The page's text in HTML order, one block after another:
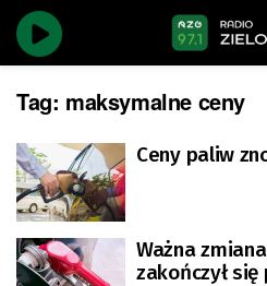
Tag: maksymalne ceny
Ceny paliw
Ważna
zakończył się